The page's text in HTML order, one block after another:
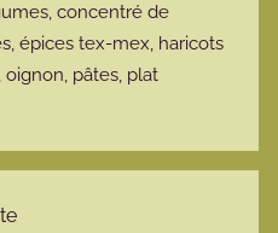
, concentré de
, épices tex-mex, haricots
, oignon, pâtes, plat